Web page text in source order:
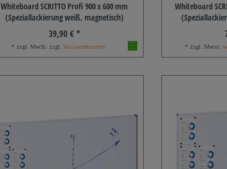
Whiteboard SCRITTO Profi 900 x 600 mm
(Speziallackierung weiß, magnetisch)
39,90 € *
* zzgl. MwSt. zzgl. Versandkosten
Whiteboard
* zzgl. Mwst.